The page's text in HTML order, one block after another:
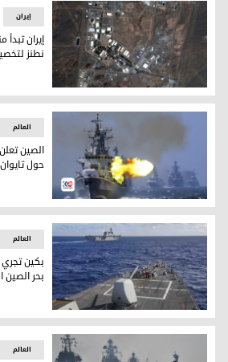
إيران تبدأ مناورات عسكرية قرب منشأة
إيران
إيران
نطنز
الصين تعلن انتهاء مناوراتها
العالم
الصين
حول تايوان
بحر الصين الجنوبي / وكالات
العالم
بكين
بحر الصين
العالم